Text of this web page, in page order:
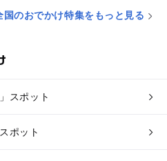
国のおでかけ特集をもっと見る
スポット
ポット